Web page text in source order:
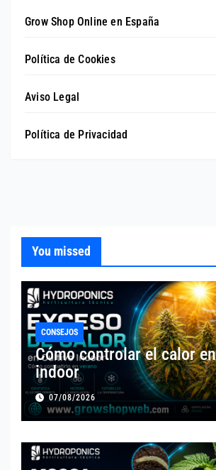
Grow Shop Online en España
Política de Cookies
Aviso Legal
Política de Privacidad
You missed
CONSEJOS
Cómo controlar el calor
indoor
07/08/2026